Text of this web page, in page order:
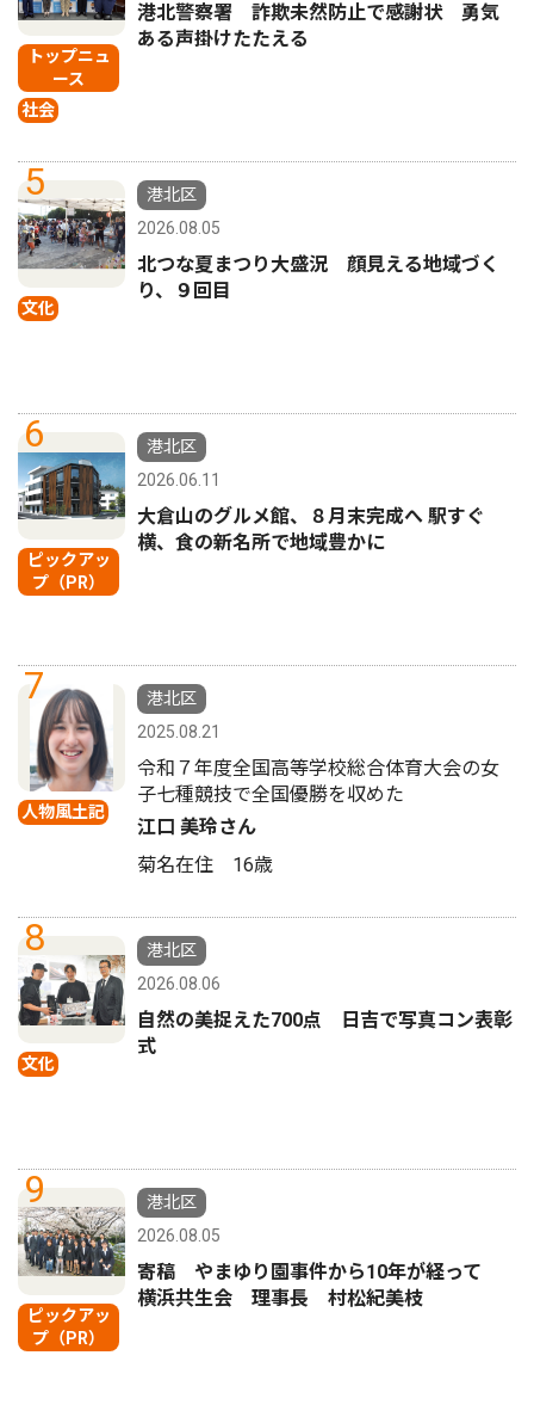
トップニュ
ース
社会
港北警察署 詐欺未然防止で感謝状 勇気
ある声掛けたたえる
5
文化
港北区
2026.08.05
北つな夏まつり大盛況 顔見える地域づく
り、９回目
6
ピックアッ
プ（PR）
港北区
2026.06.11
大倉山のグルメ館、８月末完成へ 駅すぐ
横、食の新名所で地域豊かに
7
人物風土記
港北区
2025.08.21
令和７年度全国高等学校総合体育大会の女
子七種競技で全国優勝を収めた
江口 美玲さん
菊名在住 16歳
8
文化
港北区
2026.08.06
自然の美捉えた700点 日吉で写真コン表彰
式
9
ピックアッ
プ（PR）
港北区
2026.08.05
寄稿 やまゆり園事件から10年が経って
横浜共生会 理事長 村松紀美枝